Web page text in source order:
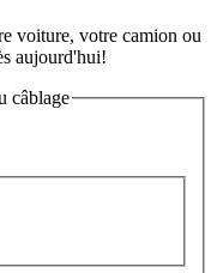
voiture, votre camion ou
aujourd'hui!
câblage